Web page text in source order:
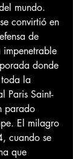
mundo.
convirtió en
de
impenetrable
donde
la
Paris Saint-
parado
El milagro
cuando se
que